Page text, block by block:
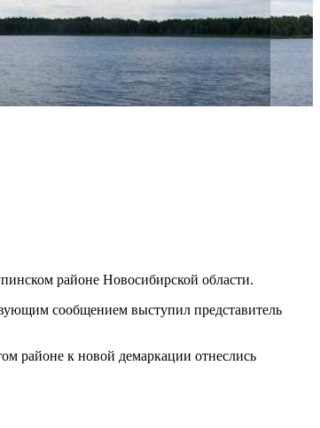
районе Новосибирской области.
сообщением выступил представитель
районе к новой демаркации отнеслись